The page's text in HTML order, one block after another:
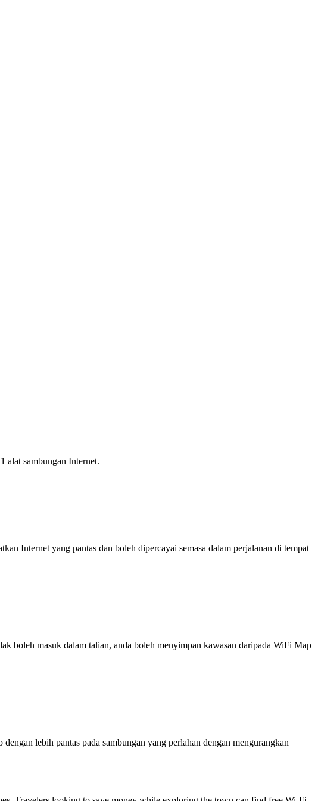
alat sambungan Internet.
Internet yang pantas dan boleh dipercayai semasa dalam perjalanan di tempat
boleh masuk dalam talian, anda boleh menyimpan kawasan daripada WiFi Map
lebih pantas pada sambungan yang perlahan dengan mengurangkan